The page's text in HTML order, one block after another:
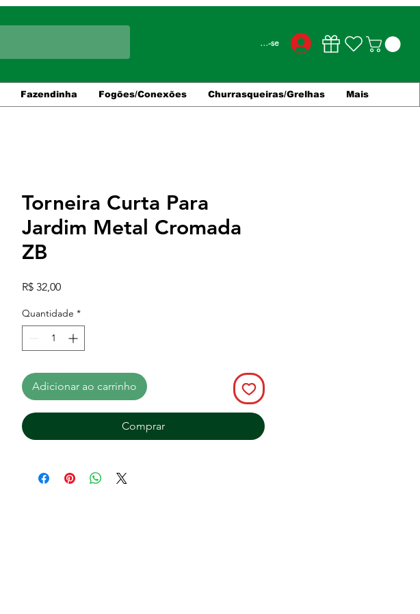
Conecte-se
Fazendinha Fogões/Conexões Churrasqueiras/Grelhas Mais
Torneira Curta Para
Jardim Metal Cromada
ZB
R$ 32,00Preço
Quantidade *
Adicionar ao carrinho
Comprar